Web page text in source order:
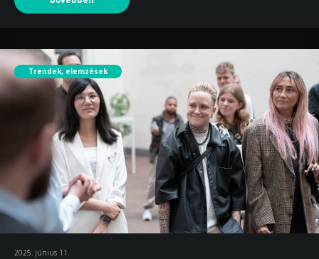
Trendek, elemzések
2025. június 11.